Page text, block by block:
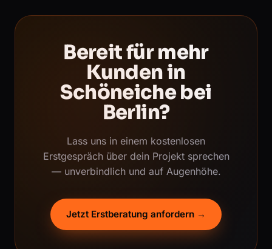
Bereit für mehr
Kunden in
Schöneiche bei
Berlin?
Lass uns in einem kostenlosen
Erstgespräch über dein Projekt sprechen
— unverbindlich und auf Augenhöhe.
Jetzt Erstberatung anfordern →